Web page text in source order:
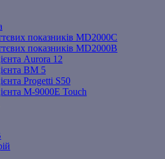
показників MD2000С
показників MD2000В
Aurora 12
BM 5
Progetti S50
M-9000E Touch